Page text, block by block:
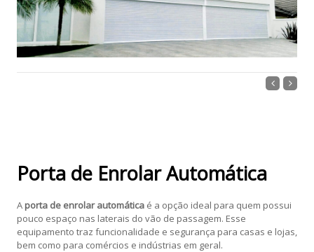
Porta de Enrolar Automática
A porta de enrolar automáticaé a opção ideal para quem possui
pouco espaço nas laterais do vão de passagem. Esse
equipamento traz funcionalidade e segurança para casas e lojas,
bem como para comércios e indústrias em geral.